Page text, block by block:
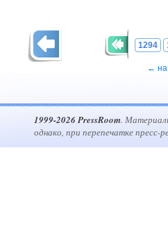
1294
← на
1999-2026 PressRoom.
однако, при перепечатке пресс-